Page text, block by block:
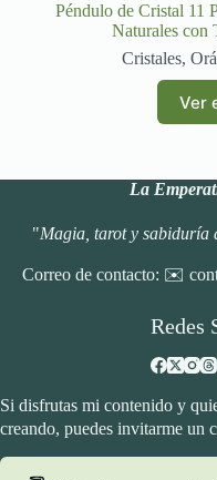
Péndulo de Cristal 11
Naturales con
Cristales,
Ver
La
"Magia, tarot y sabiduría
Correo de contacto: ✉️
Redes
Si disfrutas mi contenido y
creando, puedes invitarme un